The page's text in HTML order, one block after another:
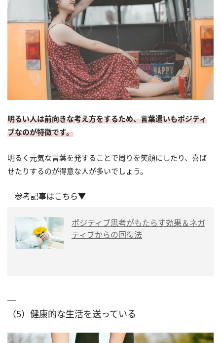
明るい人は前向きな考え方をするため、言葉遣いもポジティ
ブなのが特徴です。
明るく元気な言葉を発することで周りを笑顔にしたり、喜ば
せたりするのが得意な人が多いでしょう。
参考記事はこちら▼
ポジティブ思考がもたらす効果＆ネガ
ティブからの回復法
（5）健康的な生活を送っている